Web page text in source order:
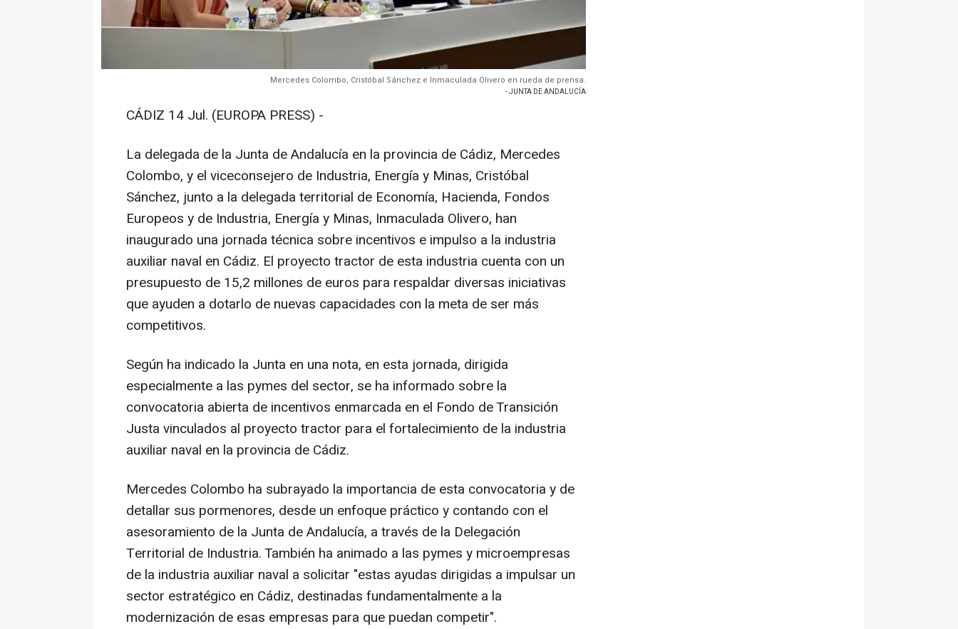
Mercedes Colombo, Cristóbal Sánchez e Inmaculada Olivero en rueda de prensa.
- JUNTA DE ANDALUCÍA
CÁDIZ 14 Jul. (EUROPA PRESS) -
La delegada de la Junta de Andalucía en la provincia de Cádiz, Mercedes
Colombo, y el viceconsejero de Industria, Energía y Minas, Cristóbal
Sánchez, junto a la delegada territorial de Economía, Hacienda, Fondos
Europeos y de Industria, Energía y Minas, Inmaculada Olivero, han
inaugurado una jornada técnica sobre incentivos e impulso a la industria
auxiliar naval en Cádiz. El proyecto tractor de esta industria cuenta con un
presupuesto de 15,2 millones de euros para respaldar diversas iniciativas
que ayuden a dotarlo de nuevas capacidades con la meta de ser más
competitivos.
Según ha indicado la Junta en una nota, en esta jornada, dirigida
especialmente a las pymes del sector, se ha informado sobre la
convocatoria abierta de incentivos enmarcada en el Fondo de Transición
Justa vinculados al proyecto tractor para el fortalecimiento de la industria
auxiliar naval en la provincia de Cádiz.
Mercedes Colombo ha subrayado la importancia de esta convocatoria y de
detallar sus pormenores, desde un enfoque práctico y contando con el
asesoramiento de la Junta de Andalucía, a través de la Delegación
Territorial de Industria. También ha animado a las pymes y microempresas
de la industria auxiliar naval a solicitar "estas ayudas dirigidas a impulsar un
sector estratégico en Cádiz, destinadas fundamentalmente a la
modernización de esas empresas para que puedan competir".